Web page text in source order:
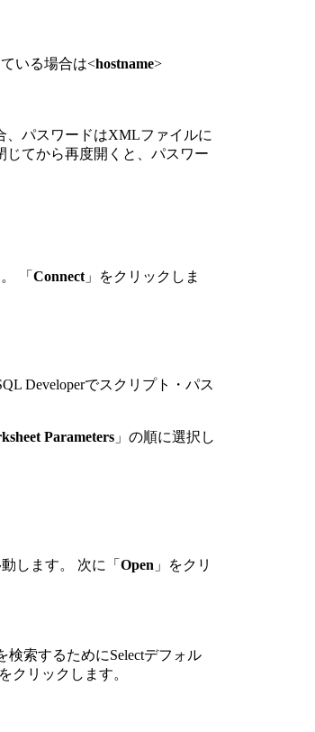
いる場合は<hostname>
、パスワードはXMLファイルに
じてから再度開くと、パスワー
「 Connect 」をクリックしま
Developerでスクリプト・パス
Parameters 」の順に選択し
します。 次に「 Open 」をクリ
検索するためにSelectデフォル
クリックします。